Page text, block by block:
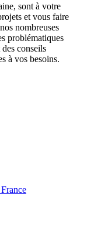
sont à votre
et vous faire
nombreuses
problématiques
conseils
à vos besoins.